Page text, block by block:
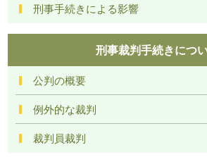
刑事手続きによる影響
刑事裁判手続きにつ
公判の概要
例外的な裁判
裁判員裁判